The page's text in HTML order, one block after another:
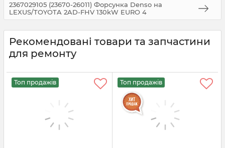
2367029105 (23670-26011) Форсунка Denso на
LEXUS/TOYOTA 2AD-FHV 130kW EURO 4
Рекомендовані товари та запчастини
для ремонту
Топ продажів Топ продажів